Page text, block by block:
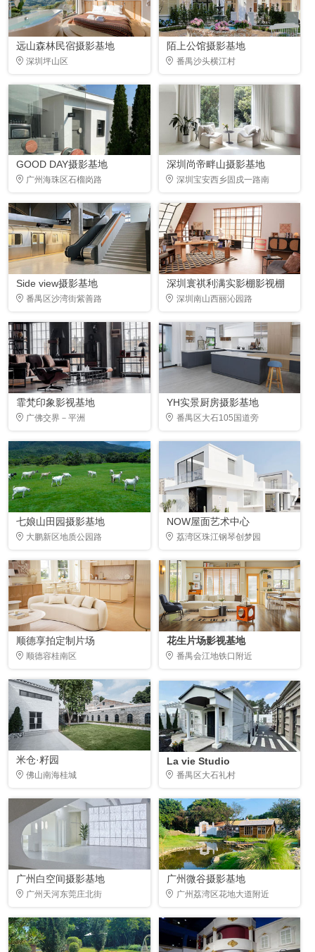
远山森林民宿摄影基地
深圳坪山区
陌上公馆摄影基地
番禺沙头横江村
GOOD DAY摄影基地
广州海珠区石榴岗路
深圳尚帝畔山摄影基地
深圳宝安西乡固戍一路南
Side view摄影基地
番禺区沙湾街紫善路
深圳寰祺利满实影棚影视棚
深圳南山西丽沁园路
霏梵印象影视基地
广佛交界－平洲
YH实景厨房摄影基地
番禺区大石105国道旁
七娘山田园摄影基地
大鹏新区地质公园路
NOW屋面艺术中心
荔湾区珠江钢琴创梦园
顺德享拍定制片场
顺德容桂南区
花生片场影视基地
番禺会江地铁口附近
米仓·籽园
佛山南海桂城
La vie Studio
番禺区大石礼村
广州白空间摄影基地
广州天河东莞庄北街
广州微谷摄影基地
广州荔湾区花地大道附近